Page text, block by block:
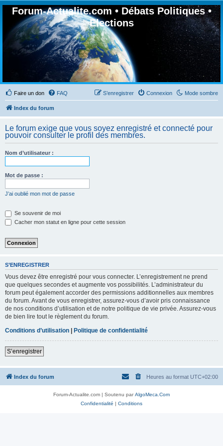
Forum-Actualite.com • Débats Politiques •
Elections
Faire un don Mode sombre
FAQ Connexion
S’enregistrer
Index du forum
Le forum exige que vous soyez enregistré et connecté pour
pouvoir consulter le profil des membres.
Nom d’utilisateur :
Mot de passe :
J’ai oublié mon mot de passe
Se souvenir de moi
Cacher mon statut en ligne pour cette session
S’ENREGISTRER
Vous devez être enregistré pour vous connecter. L’enregistrement ne prend
que quelques secondes et augmente vos possibilités. L’administrateur du
forum peut également accorder des permissions additionnelles aux membres
du forum. Avant de vous enregistrer, assurez-vous d’avoir pris connaissance
de nos conditions d’utilisation et de notre politique de vie privée. Assurez-vous
de bien lire tout le règlement du forum.
Conditions d’utilisation | Politique de confidentialité
S’enregistrer
Index du forum Heures au format UTC+02:00
Forum-Actualite.com | Soutenu parAlgoMeca.Com
Confidentialité | Conditions